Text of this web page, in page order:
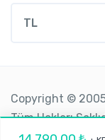
TL
Copyright © 2005
Tüm Hakları